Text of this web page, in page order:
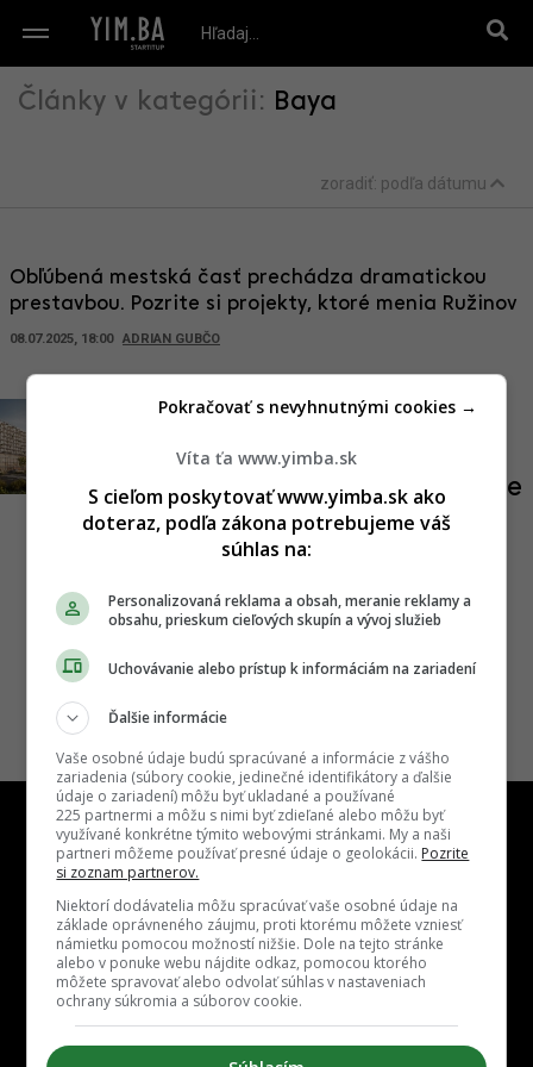
Články v kategórii: Baya
zoradiť: podľa dátumu
Obľúbená mestská časť prechádza dramatickou
prestavbou. Pozrite si projekty, ktoré menia Ružinov
08.07.2025, 18:00 ADRIAN GUBČO
Nová dominanta Bajkalskej
začína rásť. Baya pridáva prvé
podlažia, developer BTK sľubuje
špičkovú kvalitu
Kontakt Inzercia Cenník Redakcia Kariéra
Víta ťa www.yimba.sk
S cieľom poskytovať www.yimba.sk ako
doteraz, podľa zákona potrebujeme váš
súhlas na:
Personalizovaná reklama a obsah, meranie reklamy a
obsahu, prieskum cieľových skupín a vývoj služieb
Uchovávanie alebo prístup k informáciám na zariadení
Ďalšie informácie
Vaše osobné údaje budú spracúvané a informácie z vášho
zariadenia (súbory cookie, jedinečné identifikátory a ďalšie
údaje o zariadení) môžu byť ukladané a používané
225 partnermi a môžu s nimi byť zdieľané alebo môžu byť
využívané konkrétne týmito webovými stránkami. My a naši
partneri môžeme používať presné údaje o geolokácii. Pozrite
si zoznam partnerov.
Niektorí dodávatelia môžu spracúvať vaše osobné údaje na
základe oprávneného záujmu, proti ktorému môžete vzniesť
námietku pomocou možností nižšie. Dole na tejto stránke
alebo v ponuke webu nájdite odkaz, pomocou ktorého
môžete spravovať alebo odvolať súhlas v nastaveniach
ochrany súkromia a súborov cookie.
Pokračovať s nevyhnutnými cookies →